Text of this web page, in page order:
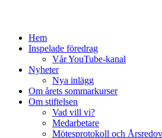
contentHem
Inspelade föredrag
Vår YouTube-kanal
Nyheter
Nya inlägg
Om årets sommarkurser
Om stiftelsen
Vad vill vi?
Medarbetare
Mötesprotokoll och